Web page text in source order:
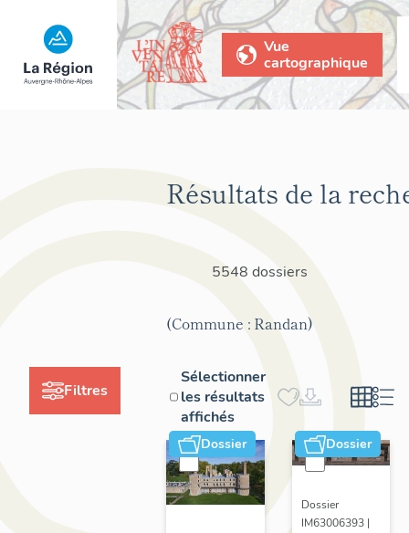
Vue
cartographique
Filtres
Résultats de la
5548 dossiers
(Commune : Randan)
Sélectionner
les résultats
affichés
Dossier Dossier
Dossier
IM63006393 |